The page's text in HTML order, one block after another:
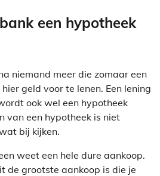
een hypotheek
niemand meer die zomaar een
geld voor te lenen. Een lening
ook wel een hypotheek
van een hypotheek is niet
bij kijken.
weet een hele dure aankoop.
de grootste aankoop is die je